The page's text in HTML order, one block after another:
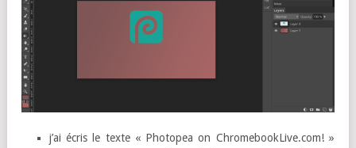
j’ai écris le texte « Photopea on ChromebookLive.com! »